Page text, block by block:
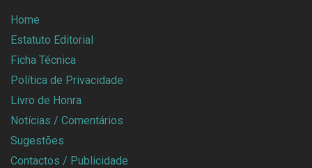
Home
Estatuto Editorial
Ficha Técnica
Política de Privacidade
Livro de Honra
Notícias / Comentários
Sugestões
Contactos / Publicidade